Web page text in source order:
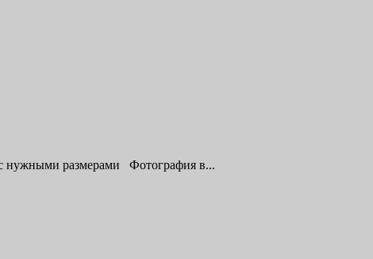
с нужными размерами Фотография в...